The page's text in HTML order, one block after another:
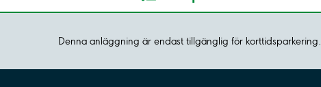
Denna anläggning är endast tillgänglig för korttidsparkering.